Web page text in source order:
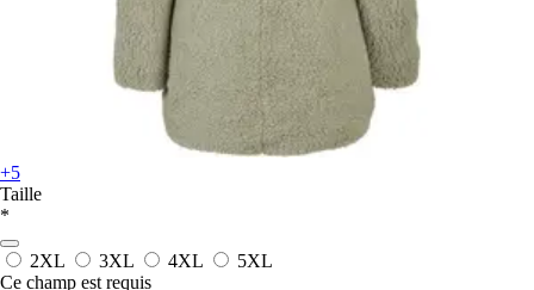
+5
Taille
*
2XL 3XL 4XL
5XL
Ce champ est requis